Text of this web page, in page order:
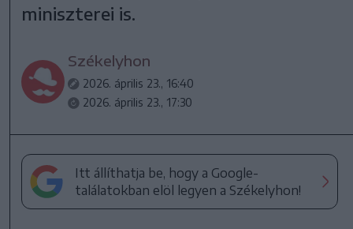
miniszterei is.
Székelyhon
2026. április 23., 16:40
2026. április 23., 17:30
Itt állíthatja be, hogy a Google-
találatokban elöl legyen a Székelyhon!